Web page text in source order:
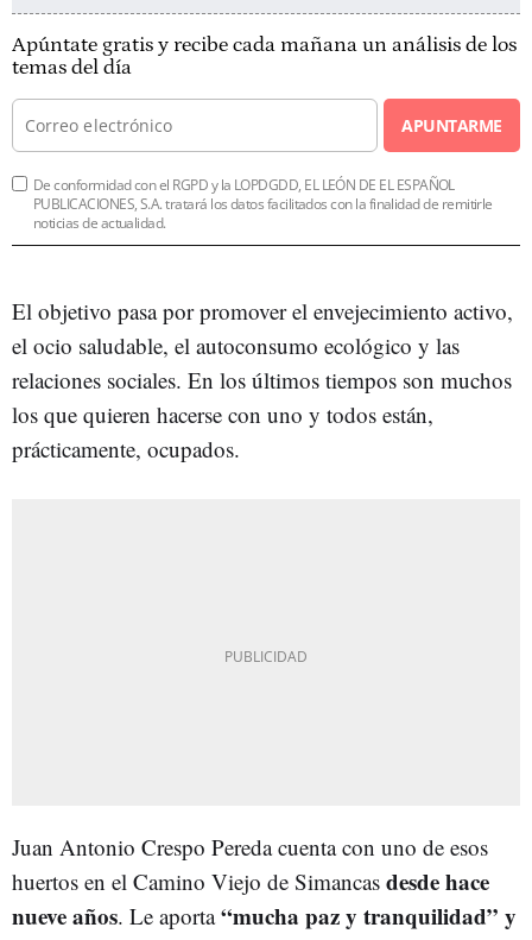
Apúntate gratis y recibe cada mañana un análisis de los
temas del día
APUNTARME
De conformidad con el RGPD y la LOPDGDD, EL LEÓN DE EL ESPAÑOL
PUBLICACIONES, S.A. tratará los datos facilitados con la finalidad de remitirle
noticias de actualidad.
El objetivo pasa por promover el envejecimiento activo,
el ocio saludable, el autoconsumo ecológico y las
relaciones sociales. En los últimos tiempos son muchos
los que quieren hacerse con uno y todos están,
prácticamente, ocupados.
Juan Antonio Crespo Pereda cuenta con uno de esos
huertos en el Camino Viejo de Simancas desde hace
nueve años. Le aporta“mucha paz y tranquilidad” y